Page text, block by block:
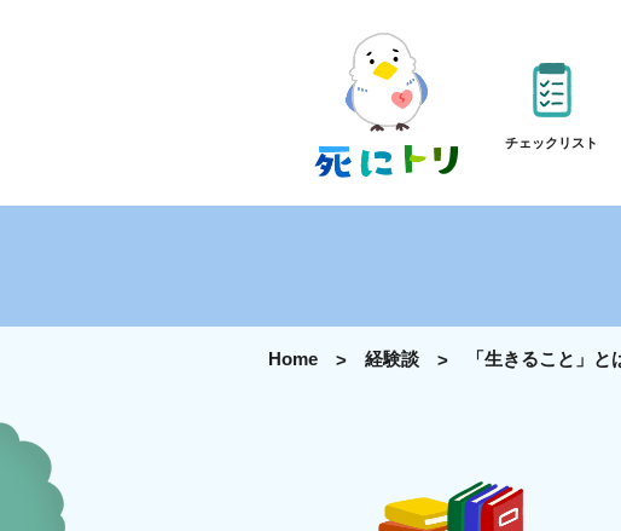
チェックリスト
Home 経験談 「生きること」と